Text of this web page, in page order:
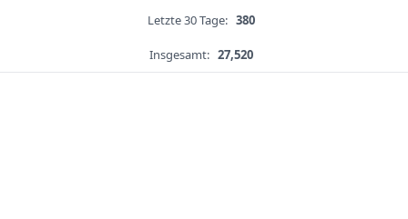
Letzte 30 Tage: 380
Insgesamt: 27,520